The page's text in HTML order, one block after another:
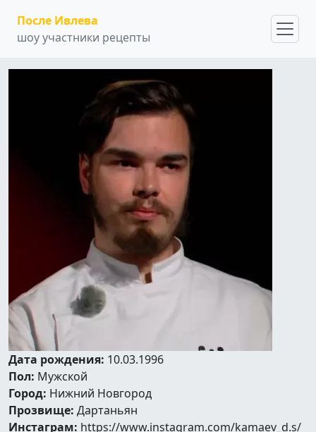
После Ивлева
шоу участники рецепты
Дата рождения: 10.03.1996
Пол: Мужской
Город: Нижний Новгород
Прозвище: Дартаньян
Инстаграм: https://www.instagram.com/kamaev_d.s/